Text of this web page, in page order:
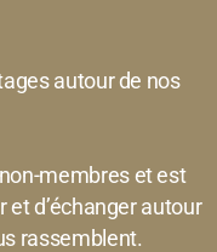
autour de nos
membres et est
et d’échanger autour
rassemblent.